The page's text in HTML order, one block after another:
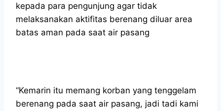
kepada para pengunjung agar tidak
melaksanakan aktifitas berenang diluar area
batas aman pada saat air pasang
“Kemarin itu memang korban yang tenggelam
berenang pada saat air pasang, jadi tadi kami